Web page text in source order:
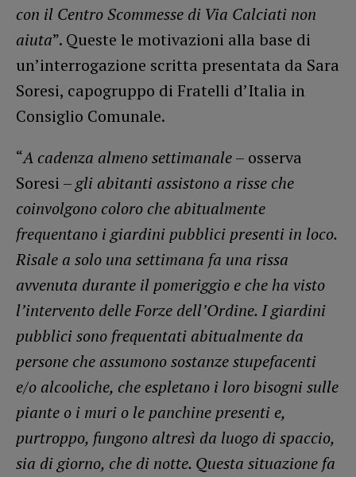
con il Centro Scommesse di Via Calciati non
aiuta”. Queste le motivazioni alla base di
un’interrogazione scritta presentata da Sara
Soresi, capogruppo di Fratelli d’Italia in
Consiglio Comunale.
“A cadenza almeno settimanale– osserva
Soresi –gli abitanti assistono a risse che
coinvolgono coloro che abitualmente
frequentano i giardini pubblici presenti in loco.
Risale a solo una settimana fa una rissa
avvenuta durante il pomeriggio e che ha visto
l’intervento delle Forze dell’Ordine. I giardini
pubblici sono frequentati abitualmente da
persone che assumono sostanze stupefacenti
e/o alcooliche, che espletano i loro bisogni sulle
piante o i muri o le panchine presenti e,
purtroppo, fungono altresì da luogo di spaccio,
sia di giorno, che di notte. Questa situazione fa